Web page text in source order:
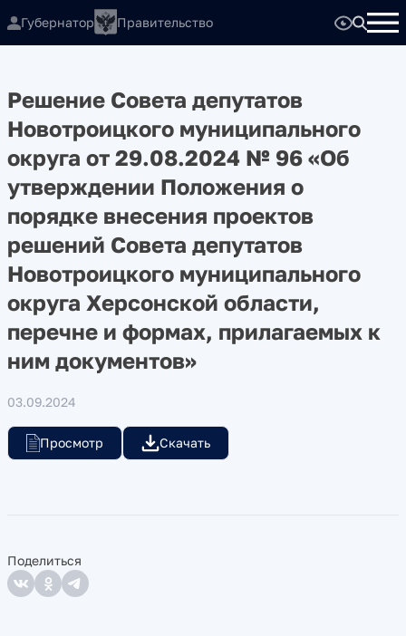
Губернатор Правительство
Решение Совета депутатов
Новотроицкого муниципального
округа от 29.08.2024 № 96 «Об
утверждении Положения о
порядке внесения проектов
решений Совета депутатов
Новотроицкого муниципального
округа Херсонской области,
перечне и формах, прилагаемых к
ним документов»
03.09.2024
Просмотр Скачать
Поделиться